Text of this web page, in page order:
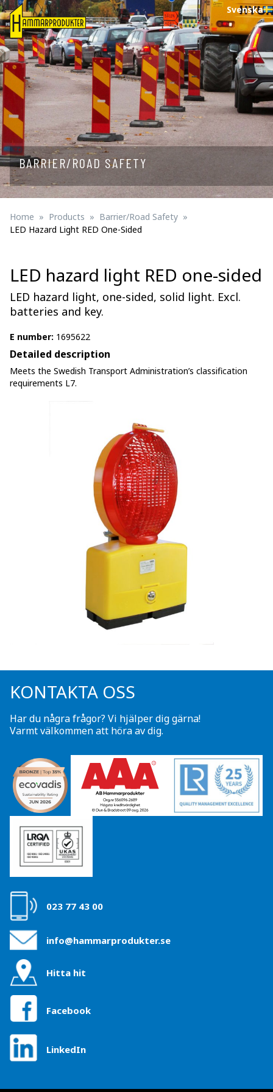
Svenska
BARRIER/ROAD SAFETY
Home Products
Barrier/Road Safety
LED Hazard Light RED One-Sided
LED hazard light RED one-sided
LED hazard light, one-sided, solid light. Excl.
batteries and key.
E number: 1695622
Detailed description
Meets the Swedish Transport Administration’s classification
requirements L7.
KONTAKTA OSS
Har du några frågor? Vi hjälper dig gärna!
Varmt välkommen att höra av dig.
023 77 43 00
info@hammarprodukter.se
Hitta hit
Facebook
LinkedIn